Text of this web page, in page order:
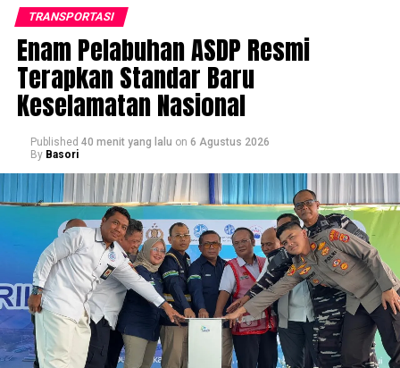
TRANSPORTASI
Enam Pelabuhan ASDP Resmi
Terapkan Standar Baru
Keselamatan Nasional
Published 40 menit yang lalu on 6 Agustus 2026
By Basori